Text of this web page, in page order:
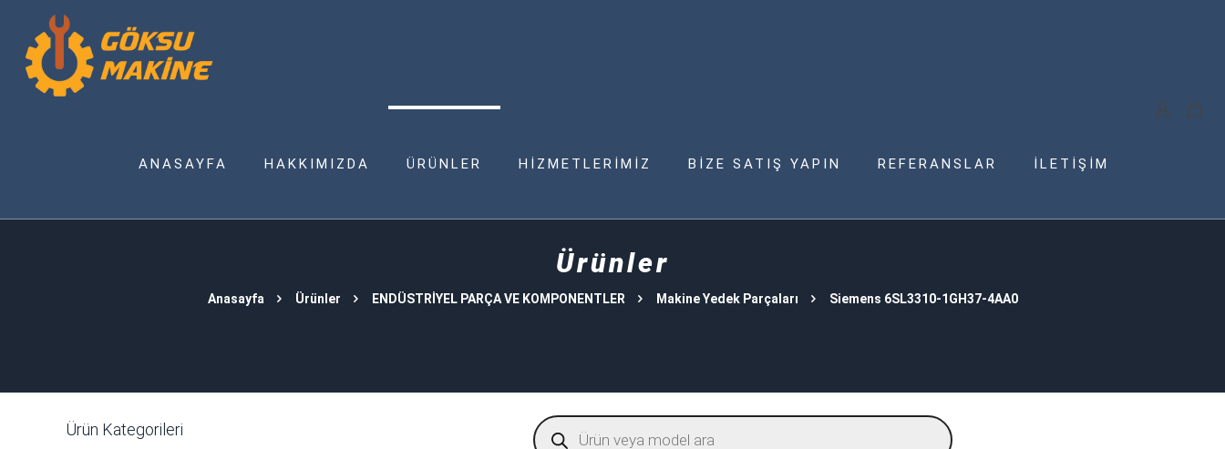
ANASAYFA HAKKIMIZDA ÜRÜNLER HİZMETLERİMİZ BİZE SATIŞ YAPIN REFERANSLAR İLETİŞİM
Ürünler
Anasayfa Ürünler ENDÜSTRİYEL PARÇA VE KOMPONENTLER Makine Yedek Parçaları Siemens 6SL3310-1GH37-4AA0
Products
search
Ürün Kategorileri